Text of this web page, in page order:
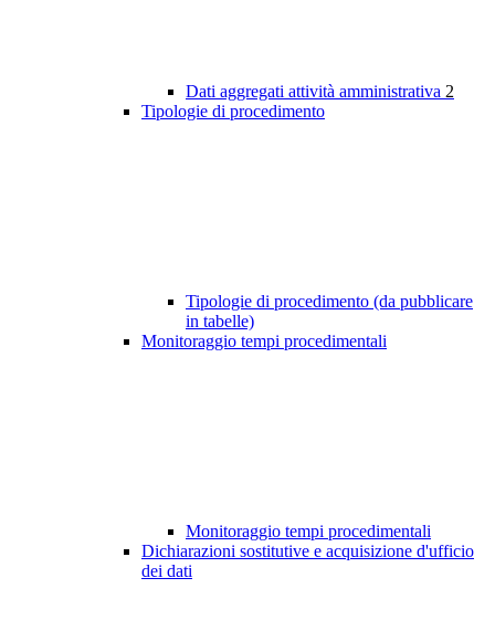
Dati aggregati attività amministrativa 2
Tipologie di procedimento
Tipologie di procedimento (da pubblicare
in tabelle)
Monitoraggio tempi procedimentali
Monitoraggio tempi procedimentali
Dichiarazioni sostitutive e acquisizione d'ufficio
dei dati